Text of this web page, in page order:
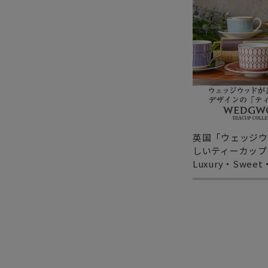
英国「ウェッジ
しいティーカッ
Luxury・Sweet